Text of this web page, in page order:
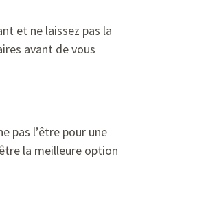
et ne laissez pas la
avant de vous
pas l’être pour une
la meilleure option